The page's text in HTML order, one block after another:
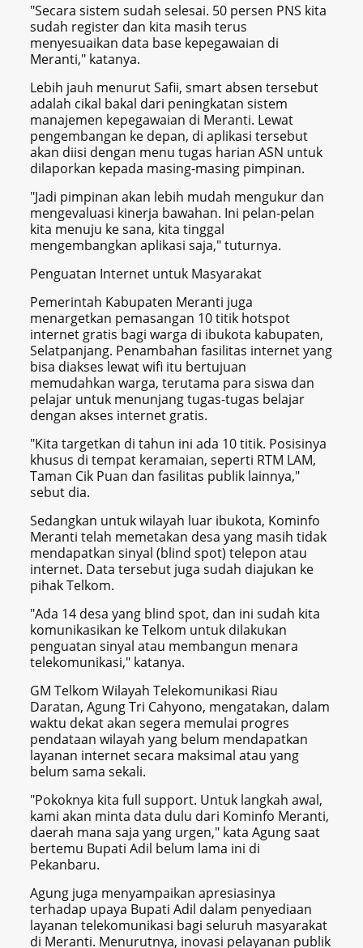
"Secara sistem sudah selesai. 50 persen PNS kita
sudah register dan kita masih terus
menyesuaikan data base kepegawaian di
Meranti," katanya.
Lebih jauh menurut Safii, smart absen tersebut
adalah cikal bakal dari peningkatan sistem
manajemen kepegawaian di Meranti. Lewat
pengembangan ke depan, di aplikasi tersebut
akan diisi dengan menu tugas harian ASN untuk
dilaporkan kepada masing-masing pimpinan.
"Jadi pimpinan akan lebih mudah mengukur dan
mengevaluasi kinerja bawahan. Ini pelan-pelan
kita menuju ke sana, kita tinggal
mengembangkan aplikasi saja," tuturnya.
Penguatan Internet untuk Masyarakat
Pemerintah Kabupaten Meranti juga
menargetkan pemasangan 10 titik hotspot
internet gratis bagi warga di ibukota kabupaten,
Selatpanjang. Penambahan fasilitas internet yang
bisa diakses lewat wifi itu bertujuan
memudahkan warga, terutama para siswa dan
pelajar untuk menunjang tugas-tugas belajar
dengan akses internet gratis.
"Kita targetkan di tahun ini ada 10 titik. Posisinya
khusus di tempat keramaian, seperti RTM LAM,
Taman Cik Puan dan fasilitas publik lainnya,"
sebut dia.
Sedangkan untuk wilayah luar ibukota, Kominfo
Meranti telah memetakan desa yang masih tidak
mendapatkan sinyal (blind spot) telepon atau
internet. Data tersebut juga sudah diajukan ke
pihak Telkom.
"Ada 14 desa yang blind spot, dan ini sudah kita
komunikasikan ke Telkom untuk dilakukan
penguatan sinyal atau membangun menara
telekomunikasi," katanya.
GM Telkom Wilayah Telekomunikasi Riau
Daratan, Agung Tri Cahyono, mengatakan, dalam
waktu dekat akan segera memulai progres
pendataan wilayah yang belum mendapatkan
layanan internet secara maksimal atau yang
belum sama sekali.
"Pokoknya kita full support. Untuk langkah awal,
kami akan minta data dulu dari Kominfo Meranti,
daerah mana saja yang urgen," kata Agung saat
bertemu Bupati Adil belum lama ini di
Pekanbaru.
Agung juga menyampaikan apresiasinya
terhadap upaya Bupati Adil dalam penyediaan
layanan telekomunikasi bagi seluruh masyarakat
di Meranti. Menurutnya, inovasi pelayanan publik